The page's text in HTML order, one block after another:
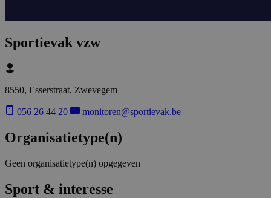
Sportievak vzw
8550, Esserstraat, Zwevegem
056 26 44 20 monitoren@sportievak.be
Organisatietype(n)
Geen organisatietype(n) opgegeven
Sport & interesse